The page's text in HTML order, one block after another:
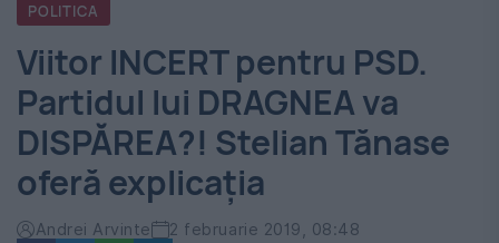
România
-
Evenimentul
Zilei
POLITICA
Viitor INCERT pentru PSD.
Partidul lui DRAGNEA va
DISPĂREA?! Stelian Tănase
oferă explicația
Andrei Arvinte 2 februarie 2019, 08:48